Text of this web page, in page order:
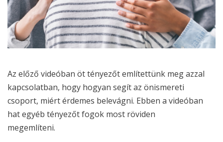
Az előző videóban öt tényezőt említettünk meg azzal
kapcsolatban, hogy hogyan segít az önismereti
csoport, miért érdemes belevágni. Ebben a videóban
hat egyéb tényezőt fogok most röviden
megemlíteni.